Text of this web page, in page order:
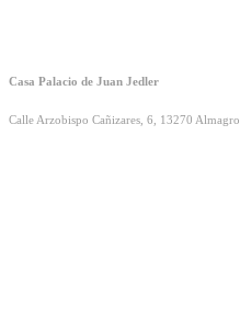
Casa Palacio de Juan Jedler
Calle Arzobispo Cañizares, 6, 13270 Almagro